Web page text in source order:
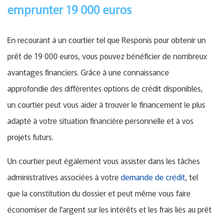
emprunter 19 000 euros
En recourant à un courtier tel que Responis pour obtenir un
prêt de 19 000 euros, vous pouvez bénéficier de nombreux
avantages financiers. Grâce à une connaissance
approfondie des différentes options de crédit disponibles,
un courtier peut vous aider à trouver le financement le plus
adapté à votre situation financière personnelle et à vos
projets futurs.
Un courtier peut également vous assister dans les tâches
administratives associées à votre demande de crédit, tel
que la constitution du dossier et peut même vous faire
économiser de l'argent sur les intérêts et les frais liés au prêt